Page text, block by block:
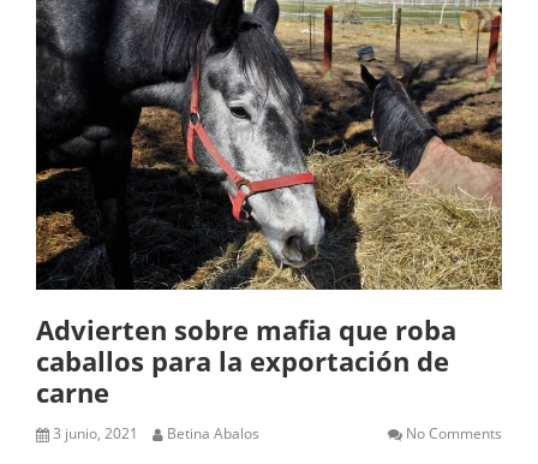
Advierten sobre mafia que roba
caballos para la exportación de
carne
3 junio, 2021 Betina Abalos No Comments